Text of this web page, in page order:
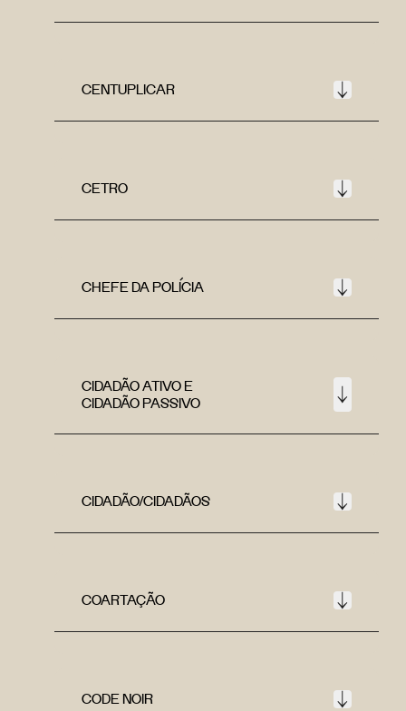
CENTUPLICAR
CETRO
CHEFE DA POLÍCIA
CIDADÃO ATIVO E
CIDADÃO PASSIVO
CIDADÃO/CIDADÃOS
COARTAÇÃO
CODE NOIR